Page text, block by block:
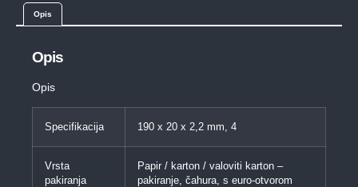
Opis
Opis
Opis
Specifikacija 190 x 20 x 2,2 mm, 4
Vrsta
pakiranja
Papir / karton / valoviti karton –
pakiranje, čahura, s euro-otvorom